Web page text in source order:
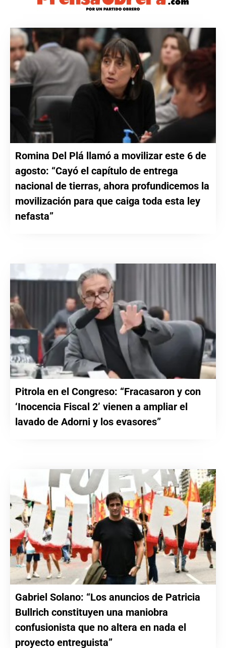
Romina Del Plá llamó a movilizar este 6 de
agosto: “Cayó el capítulo de entrega
nacional de tierras, ahora profundicemos la
movilización para que caiga toda esta ley
nefasta”
Pitrola en el Congreso: “Fracasaron y con
‘Inocencia Fiscal 2’ vienen a ampliar el
lavado de Adorni y los evasores”
Gabriel Solano: “Los anuncios de Patricia
Bullrich constituyen una maniobra
confusionista que no altera en nada el
proyecto entreguista”